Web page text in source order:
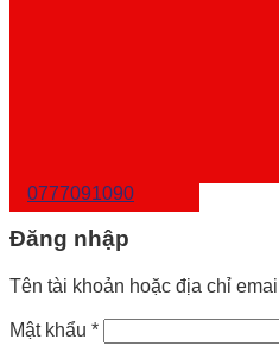
0777091090
Đăng nhập
Tên tài khoản hoặc địa chỉ email
Mật khẩu *